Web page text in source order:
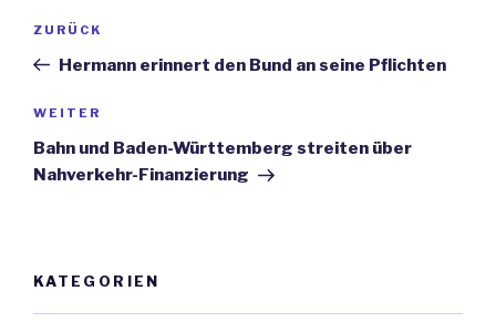
Beitrags-
Vorheriger
Beitrag
ZURÜCK
Hermann erinnert den Bund an seine Pflichten
Nächster
Beitrag
WEITER
Bahn und Baden-Württemberg streiten über
Nahverkehr-Finanzierung
KATEGORIEN